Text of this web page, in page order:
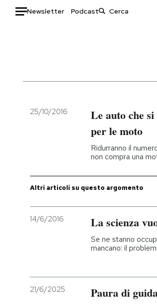
Newsletter Podcast
Italia
Politica
Moda
Ok Boomer!
Media
25/10/2016
Le auto che
per le moto
Ridurranno il
non compra una
Altri articoli su questo argomento
14/6/2016 La scienza
Se ne stanno
mancano: il
21/6/2025 Paura di